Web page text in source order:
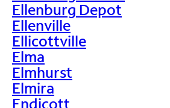
Ellenburg Depot
Ellenville
Ellicottville
Elma
Elmhurst
Elmira
Endicott